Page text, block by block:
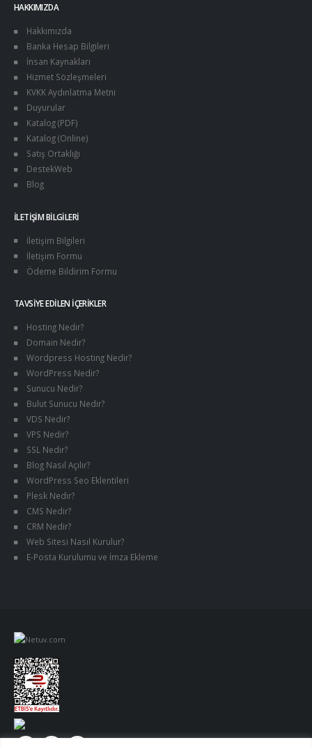
HAKKIMIZDA
Hakkımızda
Banka Hesap Bilgileri
İnsan Kaynakları
Hizmet Sözleşmeleri
KVKK Aydınlatma Metni
Duyurular
Katalog (PDF)
Katalog (Online)
Satış Ortaklığı
DestekWeb
Blog
İLETIŞIM BILGILERI
İletişim Bilgileri
İletişim Formu
Ödeme Bildirim Formu
TAVSIYE EDILEN İÇERIKLER
Hosting Nedir?
Domain Nedir?
Wordpress Hosting Nedir?
WordPress Nedir?
Sunucu Nedir?
Bulut Sunucu Nedir?
VDS Nedir?
VPS Nedir?
SSL Nedir?
Blog Nasıl Açılır?
WordPress Seo Eklentileri
Plesk Nedir?
CMS Nedir?
CRM Nedir?
Web Sitesi Nasıl Kurulur?
E-Posta Kurulumu ve İmza Ekleme